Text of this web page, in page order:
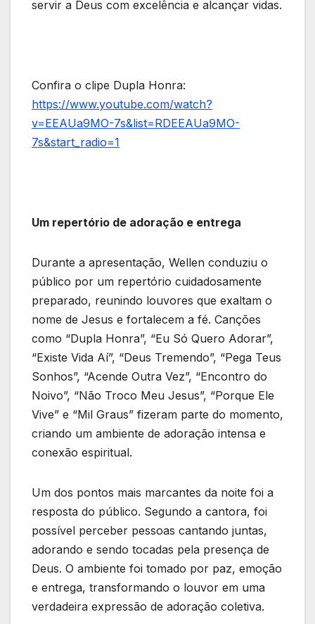
servir a Deus com excelência e alcançar vidas.
Confira o clipe Dupla Honra:
https://www.youtube.com/watch?
v=EEAUa9MO-7s&list=RDEEAUa9MO-
7s&start_radio=1
Um repertório de adoração e entrega
Durante a apresentação, Wellen conduziu o
público por um repertório cuidadosamente
preparado, reunindo louvores que exaltam o
nome de Jesus e fortalecem a fé. Canções
como “Dupla Honra”, “Eu Só Quero Adorar”,
“Existe Vida Aí”, “Deus Tremendo”, “Pega Teus
Sonhos”, “Acende Outra Vez”, “Encontro do
Noivo”, “Não Troco Meu Jesus”, “Porque Ele
Vive” e “Mil Graus” fizeram parte do momento,
criando um ambiente de adoração intensa e
conexão espiritual.
Um dos pontos mais marcantes da noite foi a
resposta do público. Segundo a cantora, foi
possível perceber pessoas cantando juntas,
adorando e sendo tocadas pela presença de
Deus. O ambiente foi tomado por paz, emoção
e entrega, transformando o louvor em uma
verdadeira expressão de adoração coletiva.